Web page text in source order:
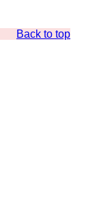
Back to top